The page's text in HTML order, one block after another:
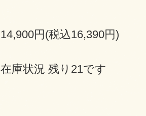
14,900円(税込16,390円)
在庫状況 残り21です